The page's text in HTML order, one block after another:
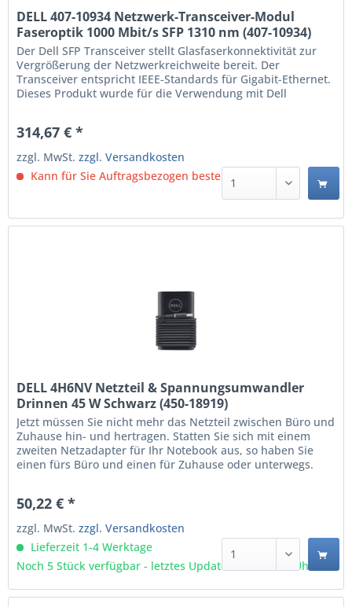
DELL 407-10934 Netzwerk-Transceiver-Modul
Faseroptik 1000 Mbit/s SFP 1310 nm (407-10934)
Der Dell SFP Transceiver stellt Glasfaserkonnektivität zur
Vergrößerung der Netzwerkreichweite bereit. Der
Transceiver entspricht IEEE-Standards für Gigabit-Ethernet.
Dieses Produkt wurde für die Verwendung mit Dell
Dell verfügbar.
314,67 € *
zzgl. MwSt.zzgl. Versandkosten
Kann für Sie Auftragsbezogen bestellt werden.
DELL 4H6NV Netzteil & Spannungsumwandler
Drinnen 45 W Schwarz (450-18919)
Jetzt müssen Sie nicht mehr das Netzteil zwischen Büro und
Zuhause hin- und hertragen. Statten Sie sich mit einem
zweiten Netzadapter für Ihr Notebook aus, so haben Sie
einen fürs Büro und einen für Zuhause oder unterwegs.
ausgelegt. Über den leistungsstarken...
50,22 € *
zzgl. MwSt.zzgl. Versandkosten
Lieferzeit 1-4 Werktage
Noch 5 Stück verfügbar - letztes Update 09.08 - 3:03 Uhr